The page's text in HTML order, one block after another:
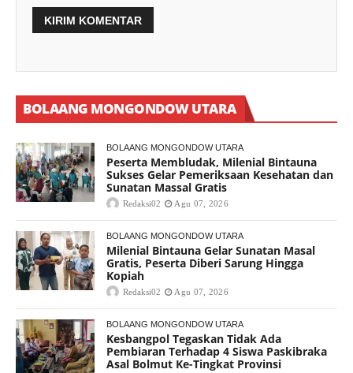
BOLAANG MONGONDOW UTARA
BOLAANG MONGONDOW UTARA
Peserta Membludak, Milenial Bintauna
Sukses Gelar Pemeriksaan Kesehatan dan
Sunatan Massal Gratis
Redaksi02 Agu 07, 2026
BOLAANG MONGONDOW UTARA
Milenial Bintauna Gelar Sunatan Masal
Gratis, Peserta Diberi Sarung Hingga
Kopiah
Redaksi02 Agu 07, 2026
BOLAANG MONGONDOW UTARA
Kesbangpol Tegaskan Tidak Ada
Pembiaran Terhadap 4 Siswa Paskibraka
Asal Bolmut Ke-Tingkat Provinsi